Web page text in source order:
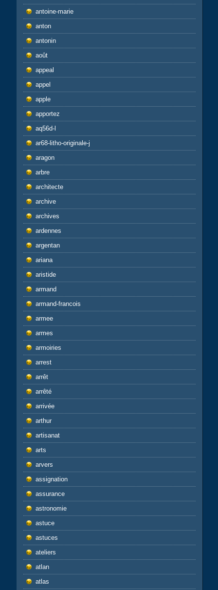
antoine-marie
anton
antonin
août
appeal
appel
apple
apportez
aq56d-l
ar68-litho-originale-j
aragon
arbre
architecte
archive
archives
ardennes
argentan
ariana
aristide
armand
armand-francois
armee
armes
armoiries
arrest
arrêt
arrêté
arrivée
arthur
artisanat
arts
arvers
assignation
assurance
astronomie
astuce
astuces
ateliers
atlan
atlas